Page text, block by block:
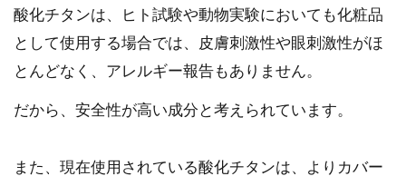
酸化チタンは、ヒト試験や動物実験においても化粧品
として使用する場合では、皮膚刺激性や眼刺激性がほ
とんどなく、アレルギー報告もありません。
だから、安全性が高い成分と考えられています。
また、現在使用されている酸化チタンは、よりカバー